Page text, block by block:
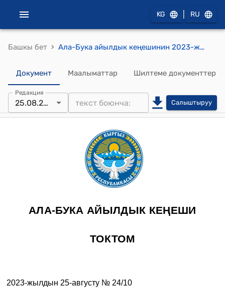
KG RU
Башкы бет › Ала-Бука айылдык кеңешинин 2023-жылдын 25-августундагы № 24/10 "Материалдык колдоо көрсөтүү жөнүндө" токтому
Документ Маалыматтар Шилтеме документтер
Редакция
25.08.2023 Салыштыруу